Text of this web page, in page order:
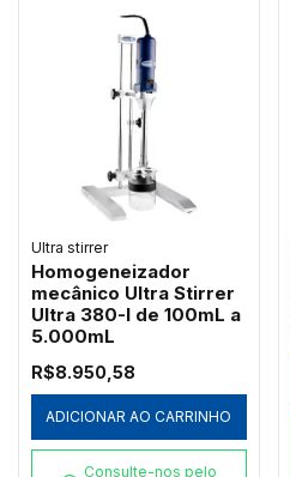
Ultra stirrer
Homogeneizador
mecânico Ultra Stirrer
Ultra 380-I de 100mL a
5.000mL
R$8.950,58
ADICIONAR AO CARRINHO
Consulte-nos pelo